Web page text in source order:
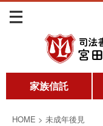
家族信託
HOME > 未成年後見